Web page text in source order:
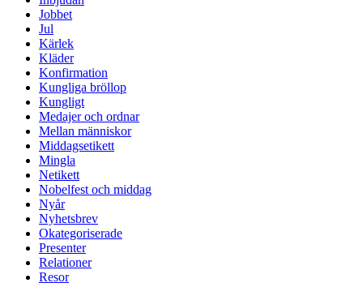
Jobbet
Jul
Kärlek
Kläder
Konfirmation
Kungliga bröllop
Kungligt
Medajer och ordnar
Mellan människor
Middagsetikett
Mingla
Netikett
Nobelfest och middag
Nyår
Nyhetsbrev
Okategoriserade
Presenter
Relationer
Resor